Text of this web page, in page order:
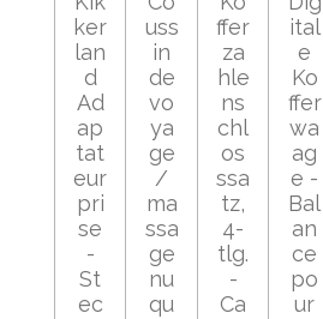
ker
lan
d
Ad
ap
tat
eur
pri
se
-
St
ec
uss
in
de
vo
ya
ge
/
ma
ssa
ge
nu
qu
ffer
za
hle
ns
chl
os
ssa
tz,
4-
tlg.
-
Ca
ital
e
Ko
ffer
wa
ag
e -
Bal
an
ce
po
ur